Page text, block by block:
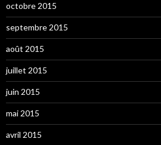
octobre 2015
septembre 2015
août 2015
juillet 2015
juin 2015
mai 2015
avril 2015